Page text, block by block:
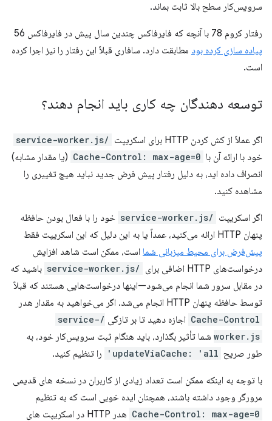
سرویس‌کار سطح بالا ثابت بماند.
رفتار کروم 78 با آنچه که فایرفاکس چندین سال پیش در فایرفاکس 56
پیاده سازی کرده بود مطابقت دارد. سافاری قبلاً این رفتار را نیز اجرا کرده
است.
توسعه دهندگان چه کاری باید انجام دهند؟
اگر عملاً از کش کردن HTTP برای اسکریپت /service-worker.js
خود با ارائه آن با Cache-Control: max-age=0 (یا مقدار مشابه)
انصراف داده اید، به دلیل رفتار پیش فرض جدید نباید هیچ تغییری را
مشاهده کنید.
اگر اسکریپت /service-worker.js
خود را با فعال بودن حافظه
پنهان HTTP ارائه می‌کنید، عمداً یا به این دلیل که این اسکریپت فقط
پیش‌فرض برای محیط میزبانی شما است، ممکن است شاهد افزایش
درخواست‌های HTTP اضافی برای
/service-worker.js
باشید که
در مقابل سرور شما انجام می‌شود—اینها درخواست‌هایی هستند که قبلاً
توسط حافظه پنهان HTTP انجام می‌شد. اگر می‌خواهید به مقدار هدر
Cache-Control اجازه دهید تا بر تازگی
/service-
worker.js شما تأثیر بگذارد، باید هنگام ثبت سرویس‌کار خود، به
طور صریح updateViaCache: 'all' را تنظیم کنید.
با توجه به اینکه ممکن است تعداد زیادی از کاربران در نسخه های قدیمی
مرورگر وجود داشته باشند، همچنان ایده خوبی است که به تنظیم
Cache-Control: max-age=0
هدر HTTP در اسکریپت های